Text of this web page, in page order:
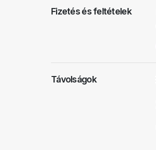
Fizetés és feltételek
Távolságok